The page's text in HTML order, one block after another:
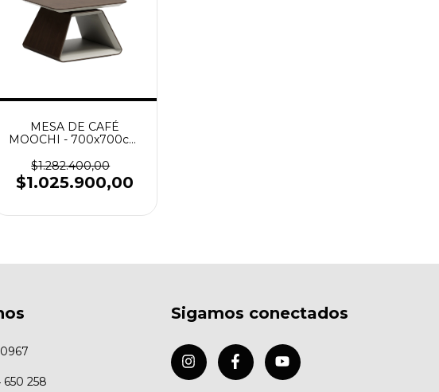
MESA DE CAFÉ
MOOCHI - 700x700cm
$1.282.400,00
$1.025.900,00
650 258
Sigamos conectados